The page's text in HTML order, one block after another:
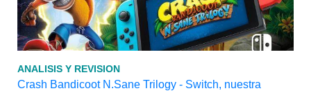
ANALISIS Y REVISION
Crash Bandicoot N.Sane Trilogy - Switch, nuestra